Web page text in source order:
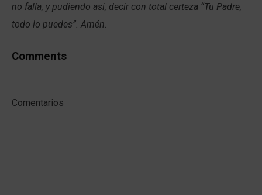
no falla, y pudiendo asi, decir con total certeza “Tu Padre,
todo lo puedes”. Amén.
Comments
Comentarios